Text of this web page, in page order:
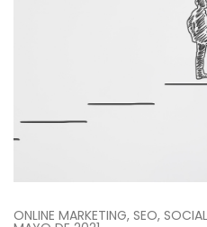
ONLINE MARKETING, SEO,